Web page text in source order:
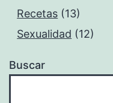
Recetas (13)
Sexualidad (12)
Buscar